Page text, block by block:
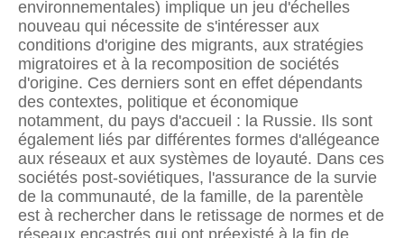
environnementales) implique un jeu d'échelles
nouveau qui nécessite de s'intéresser aux
conditions d'origine des migrants, aux stratégies
migratoires et à la recomposition de sociétés
d'origine. Ces derniers sont en effet dépendants
des contextes, politique et économique
notamment, du pays d'accueil : la Russie. Ils sont
également liés par différentes formes d'allégeance
aux réseaux et aux systèmes de loyauté. Dans ces
sociétés post-soviétiques, l'assurance de la survie
de la communauté, de la famille, de la parentèle
est à rechercher dans le retissage de normes et de
réseaux encastrés qui ont préexisté à la fin de